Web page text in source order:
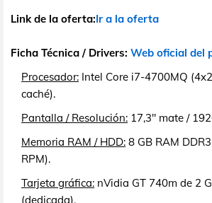
Link de la oferta:Ir a la oferta
Ficha Técnica / Drivers: Web oficial del
Procesador: Intel Core i7-4700MQ
caché).
Pantalla / Resolución: 17,3" mate /
Memoria RAM / HDD: 8 GB RAM
RPM).
Tarjeta gráfica: nVidia GT 740m de 2
(dedicada).